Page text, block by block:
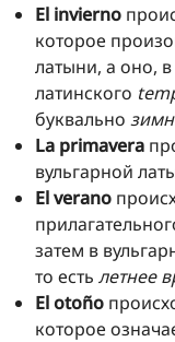
El invierno
которое
латыни, а оно,
латинского
буквально
La primavera
вульгарной
El verano
затем в
то есть летнее
El otoño
которое